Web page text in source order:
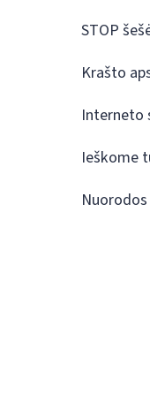
STOP
Krašto
Interneto
Ieškome
Nuorodos